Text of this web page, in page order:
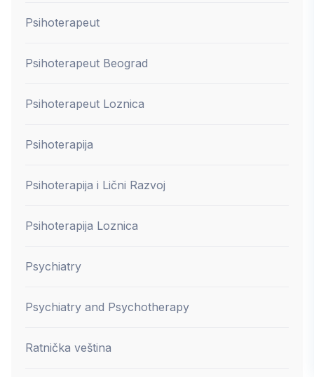
Psihoterapeut
Psihoterapeut Beograd
Psihoterapeut Loznica
Psihoterapija
Psihoterapija i Lični Razvoj
Psihoterapija Loznica
Psychiatry
Psychiatry and Psychotherapy
Ratnička veština